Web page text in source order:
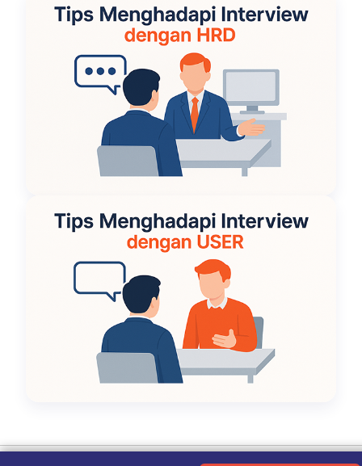
Kebijakan Privasi|Tentang Kami|